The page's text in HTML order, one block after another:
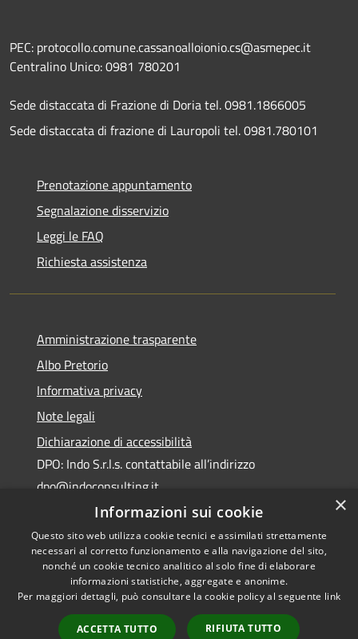
PEC: protocollo.comune.cassanoalloionio.cs@asmepec.it
Centralino Unico: 0981 780201
Sede distaccata di Frazione di Doria tel. 0981.1866005
Sede distaccata di frazione di Lauropoli tel. 0981.780101
Prenotazione appuntamento
Segnalazione disservizio
Leggi le FAQ
Richiesta assistenza
Amministrazione trasparente
Albo Pretorio
Informativa privacy
Note legali
Dichiarazione di accessibilità
DPO: Indo S.r.l.s. contattabile all’indirizzo
dpo@indoconsulting.it
Accessibilità
Copyright © 2026 • Comune di
Cassano All'Ionio • Powered by
Municipium•
Accesso
×
Informazioni sui cookie
Questo sito web utilizza cookie tecnici e assimilati strettamente
necessari al corretto funzionamento e alla navigazione del sito,
nonché un cookie tecnico analitico al solo fine di elaborare
informazioni statistiche, aggregate e anonime.
Per maggiori dettagli, può consultare la cookie policy al seguente link
ACCETTA TUTTO RIFIUTA TUTTO